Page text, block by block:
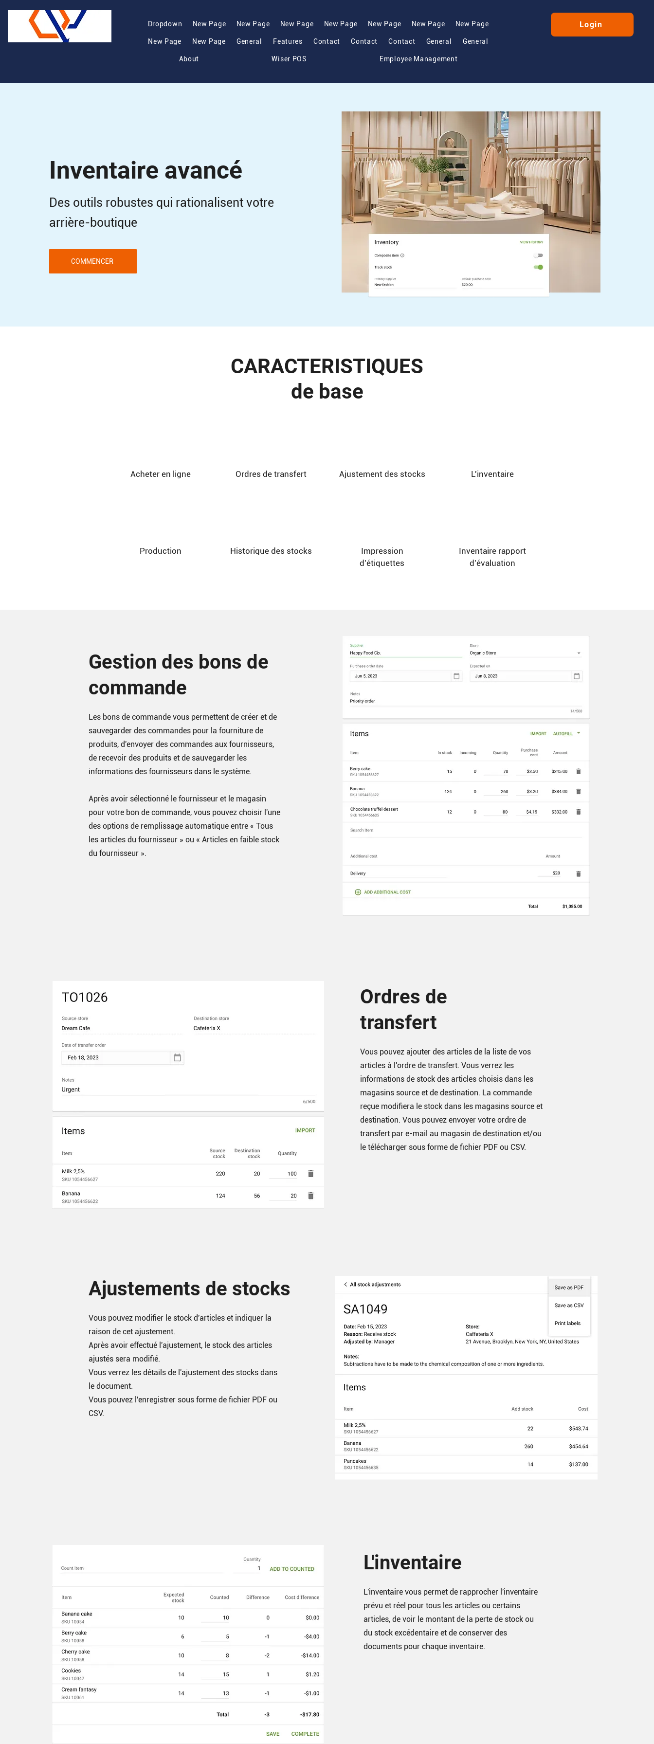
Dropdown New Page New Page New Page New Page New Page New Page New Page
New Page New Page General Features Contact Contact Contact General General
About Wiser POS Employee Management
Login
Inventaire avancé
Des outils robustes qui rationalisent votre
arrière-boutique
COMMENCER
CARACTERISTIQUES
de base
Acheter en ligne Ordres de transfert Ajustement des stocks L'inventaire
Production Historique des stocks
Impression
d'étiquettes
Inventaire rapport
d'évaluation
Gestion des bons de
commande
Les bons de commande vous permettent de créer et de
sauvegarder des commandes pour la fourniture de
produits, d'envoyer des commandes aux fournisseurs,
de recevoir des produits et de sauvegarder les
informations des fournisseurs dans le système.
Après avoir sélectionné le fournisseur et le magasin
pour votre bon de commande, vous pouvez choisir l'une
des options de remplissage automatique entre « Tous
les articles du fournisseur » ou « Articles en faible stock
du fournisseur ».
Ordres de
transfert
Vous pouvez ajouter des articles de la liste de vos
articles à l'ordre de transfert. Vous verrez les
informations de stock des articles choisis dans les
magasins source et de destination. La commande
reçue modifiera le stock dans les magasins source et
destination. Vous pouvez envoyer votre ordre de
transfert par e-mail au magasin de destination et/ou
le télécharger sous forme de fichier PDF ou CSV.
Ajustements de stocks
Vous pouvez modifier le stock d'articles et indiquer la
raison de cet ajustement.
Après avoir effectué l'ajustement, le stock des articles
ajustés sera modifié.
Vous verrez les détails de l'ajustement des stocks dans
le document.
Vous pouvez l'enregistrer sous forme de fichier PDF ou
CSV.
L'inventaire
L'inventaire vous permet de rapprocher l'inventaire
prévu et réel pour tous les articles ou certains
articles, de voir le montant de la perte de stock ou
du stock excédentaire et de conserver des
documents pour chaque inventaire.